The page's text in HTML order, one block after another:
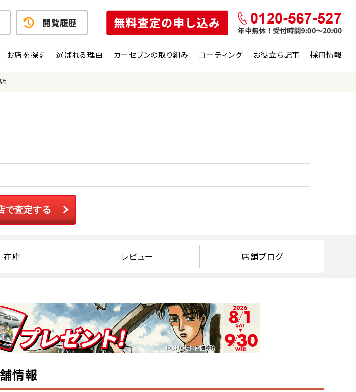
お店を探す 選ばれる理由 カーセブンの取り組み コーティング お役立ち記事 採用情報
閲覧履歴
で査定する
在庫 レビュー 店舗ブログ
情報